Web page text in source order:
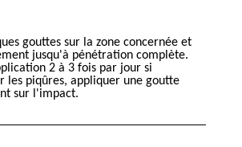
gouttes sur la zone concernée et
jusqu'à pénétration complète.
2 à 3 fois par jour si
les piqûres, appliquer une goutte
sur l'impact.